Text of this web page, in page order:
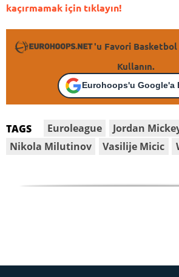
kaçırmamak için tıklayın!
'u Favori Basketbol
Kullanın.
Eurohoops'u Google'a
TAGS Euroleague Jordan
Nikola Milutinov
Vasilije Micic